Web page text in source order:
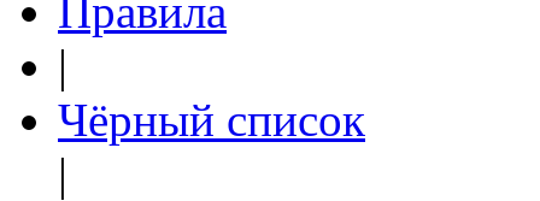
Правила
|
Чёрный список
|